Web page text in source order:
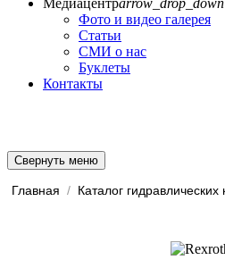
Медиацентрarrow_drop_down
Фото и видео галерея
Статьи
СМИ о нас
Буклеты
Контакты
Свернуть меню
Главная /